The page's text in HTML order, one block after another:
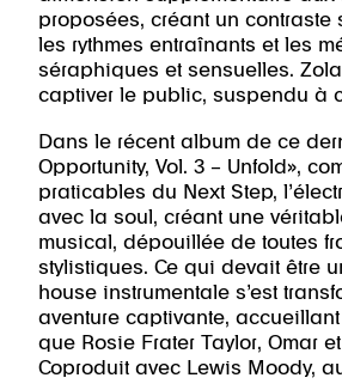
proposées, créant un contraste
les rythmes entraînants et les
séraphiques et sensuelles.
captiver le public, suspendu à
Dans le récent album de ce
Opportunity, Vol. 3 – Unfold»,
praticables du Next Step,
avec la soul, créant une
musical, dépouillée de toutes
stylistiques. Ce qui devait être
house instrumentale s’est
aventure captivante,
que Rosie Frater Taylor, Omar
Coproduit avec Lewis Moody,